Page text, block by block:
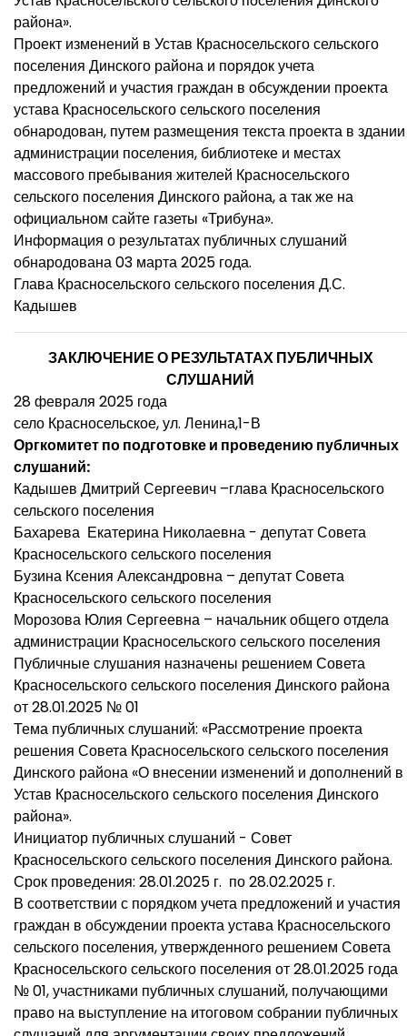
района».
Проект изменений в Устав Красносельского сельского
поселения Динского района и порядок учета
предложений и участия граждан в обсуждении проекта
устава Красносельского сельского поселения
обнародован, путем размещения текста проекта в здании
администрации поселения, библиотеке и местах
массового пребывания жителей Красносельского
сельского поселения Динского района, а так же на
официальном сайте газеты «Трибуна».
Информация о результатах публичных слушаний
обнародована 03 марта 2025 года.
Глава Красносельского сельского поселения Д.С.
Кадышев
ЗАКЛЮЧЕНИЕ О РЕЗУЛЬТАТАХ ПУБЛИЧНЫХ
СЛУШАНИЙ
28 февраля 2025 года
село Красносельское, ул. Ленина,1-В
Оргкомитет по подготовке и проведению публичных
слушаний:
Кадышев Дмитрий Сергеевич –глава Красносельского
сельского поселения
Бахарева Екатерина Николаевна - депутат Совета
Красносельского сельского поселения
Бузина Ксения Александровна – депутат Совета
Красносельского сельского поселения
Морозова Юлия Сергеевна – начальник общего отдела
администрации Красносельского сельского поселения
Публичные слушания назначены решением Совета
Красносельского сельского поселения Динского района
от 28.01.2025 № 01
Тема публичных слушаний: «Рассмотрение проекта
решения Совета Красносельского сельского поселения
Динского района «О внесении изменений и дополнений в
Устав Красносельского сельского поселения Динского
района».
Инициатор публичных слушаний - Совет
Красносельского сельского поселения Динского района.
Срок проведения: 28.01.2025 г. по 28.02.2025 г.
В соответствии с порядком учета предложений и участия
граждан в обсуждении проекта устава Красносельского
сельского поселения, утвержденного решением Совета
Красносельского сельского поселения от 28.01.2025 года
№ 01, участниками публичных слушаний, получающими
право на выступление на итоговом собрании публичных